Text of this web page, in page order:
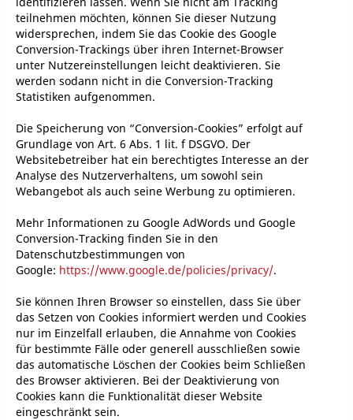
teilnehmen möchten, können Sie dieser Nutzung
widersprechen, indem Sie das Cookie des Google
Conversion-Trackings über ihren Internet-Browser
unter Nutzereinstellungen leicht deaktivieren. Sie
werden sodann nicht in die Conversion-Tracking
Statistiken aufgenommen.
Die Speicherung von “Conversion-Cookies” erfolgt auf
Grundlage von Art. 6 Abs. 1 lit. f DSGVO. Der
Websitebetreiber hat ein berechtigtes Interesse an der
Analyse des Nutzerverhaltens, um sowohl sein
Webangebot als auch seine Werbung zu optimieren.
Mehr Informationen zu Google AdWords und Google
Conversion-Tracking finden Sie in den
Datenschutzbestimmungen von
Google: https://www.google.de/policies/privacy/.
Sie können Ihren Browser so einstellen, dass Sie über
das Setzen von Cookies informiert werden und Cookies
nur im Einzelfall erlauben, die Annahme von Cookies
für bestimmte Fälle oder generell ausschließen sowie
das automatische Löschen der Cookies beim Schließen
des Browser aktivieren. Bei der Deaktivierung von
Cookies kann die Funktionalität dieser Website
eingeschränkt sein.